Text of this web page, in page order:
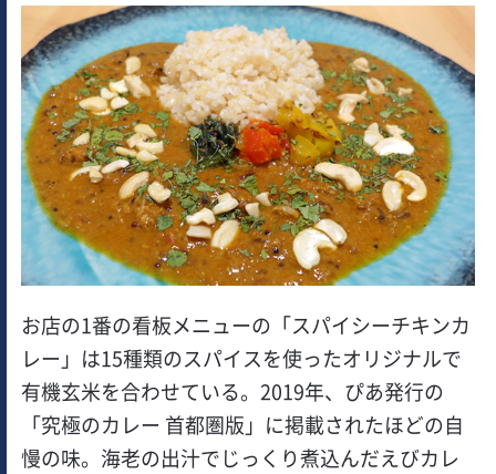
お店の1番の看板メニューの「スパイシーチキンカ
レー」は15種類のスパイスを使ったオリジナルで
有機玄米を合わせている。2019年、ぴあ発行の
「究極のカレー 首都圏版」に掲載されたほどの自
慢の味。海老の出汁でじっくり煮込んだえびカレ